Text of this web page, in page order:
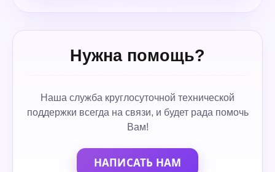
Нужна помощь?
Наша служба круглосуточной технической
поддержки всегда на связи, и будет рада помочь
Вам!
НАПИСАТЬ НАМ